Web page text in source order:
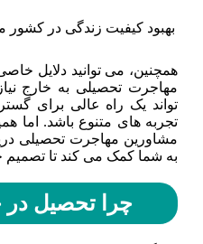
بهبود کیفیت زندگی در کشور
همچنین، می توانید دلایل
مهاجرت تحصیلی به خارج
تواند یک راه عالی برای
تجربه های متنوع باشد. اما
مشاورین مهاجرت تحصیلی
به شما کمک می کند تا تصمیم
چرا تحصیل در